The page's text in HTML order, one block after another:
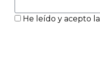
He leído y acepto la